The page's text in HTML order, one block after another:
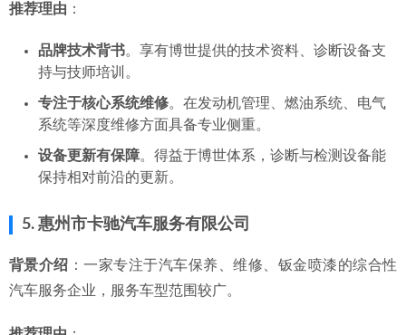
推荐理由 ：
品牌技术背书。享有博世提供的技术资料、诊断设备支
持与技师培训。
专注于核心系统维修。在发动机管理、燃油系统、电气
系统等深度维修方面具备专业侧重。
设备更新有保障。得益于博世体系，诊断与检测设备能
保持相对前沿的更新。
5. 惠州市卡驰汽车服务有限公司
背景介绍 ：一家专注于汽车保养、维修、钣金喷漆的综合性
汽车服务企业，服务车型范围较广。